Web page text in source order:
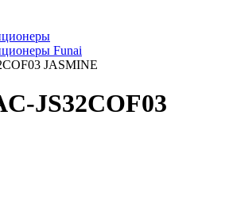
Funai
JASMINE
JS32COF03